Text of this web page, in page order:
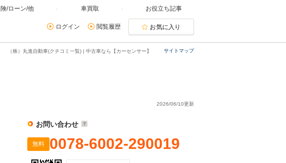
/ローン/他 車買取 お役立ち記事
ログイン 閲覧履歴 お気に入り
サイトマップ
（株）丸進自動車(クチコミ一覧) | 中古車なら【カーセンサー】
2026/06/10更新
お問い合わせ
無料 0078-6002-290019